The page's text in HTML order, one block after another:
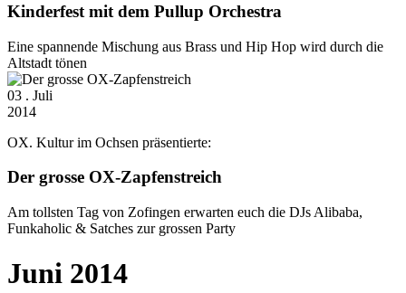
Kinderfest mit dem Pullup Orchestra
Eine spannende Mischung aus Brass und Hip Hop wird durch die
Altstadt tönen
03 . Juli
2014
OX. Kultur im Ochsen präsentierte:
Der grosse OX-Zapfenstreich
Am tollsten Tag von Zofingen erwarten euch die DJs Alibaba,
Funkaholic & Satches zur grossen Party
Juni 2014